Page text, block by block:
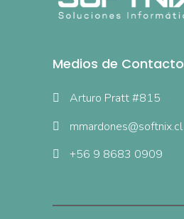
Medios de Contacto
Arturo Pratt #815
mmardones@softnix.cl
+56 9 8683 0909